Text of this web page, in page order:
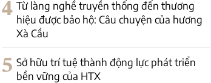
4 Từ làng nghề truyền thống đến thương
hiệu được bảo hộ: Câu chuyện của hương
Xà Cầu
5 Sở hữu trí tuệ thành động lực phát triển
bền vững của HTX